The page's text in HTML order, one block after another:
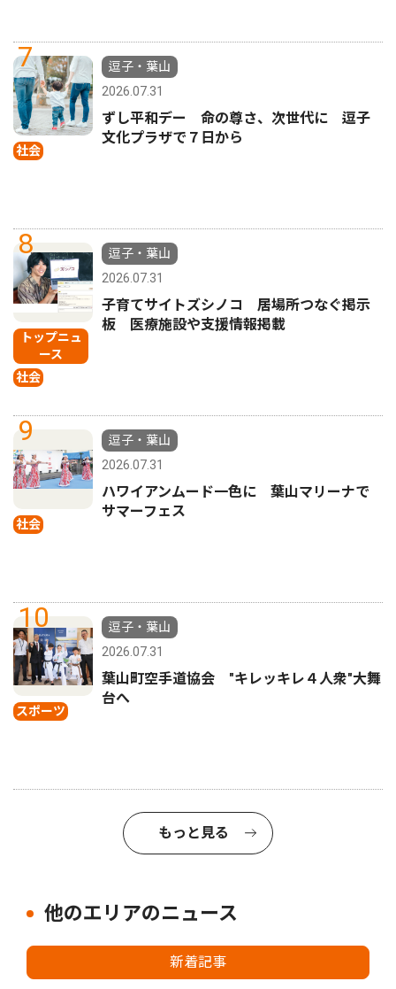
7
社会
逗子・葉山
2026.07.31
ずし平和デー 命の尊さ、次世代に 逗子
文化プラザで７日から
8
トップニュ
ース
社会
逗子・葉山
2026.07.31
子育てサイトズシノコ 居場所つなぐ掲示
板 医療施設や支援情報掲載
9
社会
逗子・葉山
2026.07.31
ハワイアンムード一色に 葉山マリーナで
サマーフェス
10
スポーツ
逗子・葉山
2026.07.31
葉山町空手道協会 "キレッキレ４人衆"大舞
台へ
もっと見る
他のエリアのニュース
新着記事